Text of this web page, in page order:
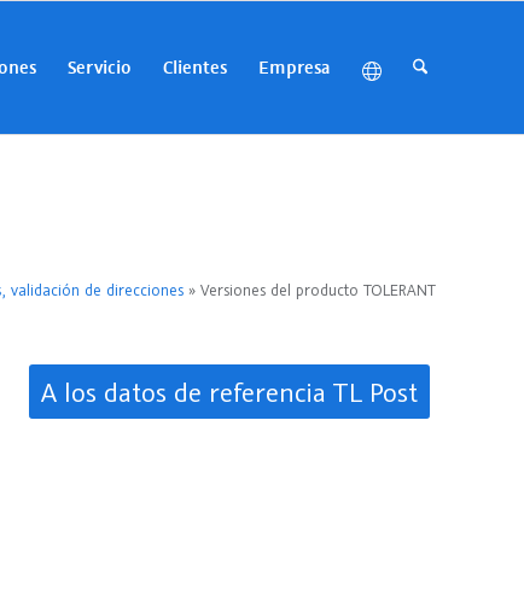
Servicio Clientes Empresa
validación de direcciones » Versiones del producto TOLERANT
A los datos de referencia TL Post